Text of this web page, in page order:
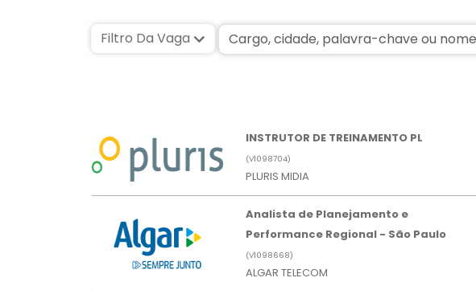
Filtro Da Vaga
INSTRUTOR DE TREINAMENTO PL
(V1098704)
PLURIS MIDIA
Analista de Planejamento e
Performance Regional - São Paulo
(V1098668)
ALGAR TELECOM